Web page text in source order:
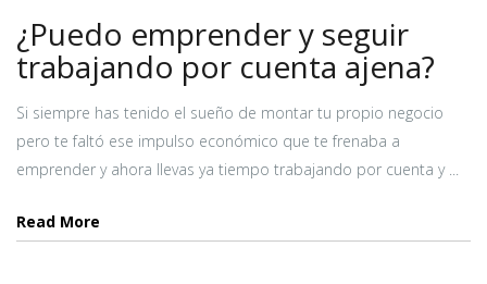
¿Puedo emprender y seguir
trabajando por cuenta ajena?
Si siempre has tenido el sueño de montar tu propio negocio
pero te faltó ese impulso económico que te frenaba a
emprender y ahora llevas ya tiempo trabajando por cuenta y ...
Read More